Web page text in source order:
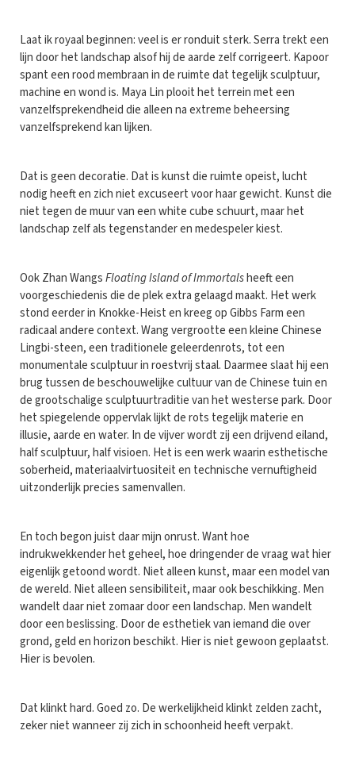
Laat ik royaal beginnen: veel is er ronduit sterk. Serra trekt een
lijn door het landschap alsof hij de aarde zelf corrigeert. Kapoor
spant een rood membraan in de ruimte dat tegelijk sculptuur,
machine en wond is. Maya Lin plooit het terrein met een
vanzelfsprekendheid die alleen na extreme beheersing
vanzelfsprekend kan lijken.
Dat is geen decoratie. Dat is kunst die ruimte opeist, lucht
nodig heeft en zich niet excuseert voor haar gewicht. Kunst die
niet tegen de muur van een white cube schuurt, maar het
landschap zelf als tegenstander en medespeler kiest.
Ook Zhan WangsFloating Island of Immortalsheeft een
voorgeschiedenis die de plek extra gelaagd maakt. Het werk
stond eerder in Knokke-Heist en kreeg op Gibbs Farm een
radicaal andere context. Wang vergrootte een kleine Chinese
Lingbi-steen, een traditionele geleerdenrots, tot een
monumentale sculptuur in roestvrij staal. Daarmee slaat hij een
brug tussen de beschouwelijke cultuur van de Chinese tuin en
de grootschalige sculptuurtraditie van het westerse park. Door
het spiegelende oppervlak lijkt de rots tegelijk materie en
illusie, aarde en water. In de vijver wordt zij een drijvend eiland,
half sculptuur, half visioen. Het is een werk waarin esthetische
soberheid, materiaalvirtuositeit en technische vernuftigheid
uitzonderlijk precies samenvallen.
En toch begon juist daar mijn onrust. Want hoe
indrukwekkender het geheel, hoe dringender de vraag wat hier
eigenlijk getoond wordt. Niet alleen kunst, maar een model van
de wereld. Niet alleen sensibiliteit, maar ook beschikking. Men
wandelt daar niet zomaar door een landschap. Men wandelt
door een beslissing. Door de esthetiek van iemand die over
grond, geld en horizon beschikt. Hier is niet gewoon geplaatst.
Hier is bevolen.
Dat klinkt hard. Goed zo. De werkelijkheid klinkt zelden zacht,
zeker niet wanneer zij zich in schoonheid heeft verpakt.